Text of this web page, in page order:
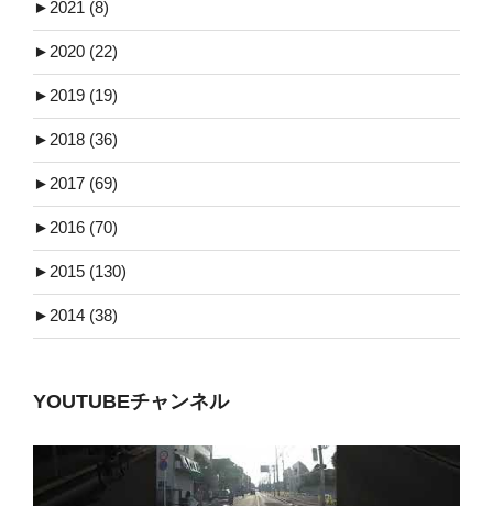
►2021 (8)
►2020 (22)
►2019 (19)
►2018 (36)
►2017 (69)
►2016 (70)
►2015 (130)
►2014 (38)
YOUTUBEチャンネル